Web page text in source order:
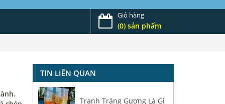
Giỏ hàng
(0) sản phẩm
TIN LIÊN QUAN
Tranh Tráng Gương Là Gì